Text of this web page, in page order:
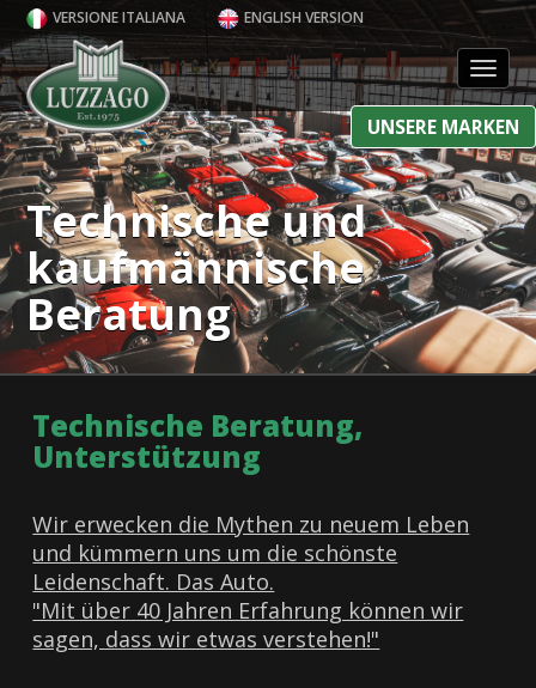
VERSIONE ITALIANA ENGLISH VERSION
UNSERE MARKEN
Technische und
kaufmännische
Beratung
Technische Beratung,
Unterstützung
Wir erwecken die Mythen zu neuem Leben
und kümmern uns um die schönste
Leidenschaft. Das Auto.
"Mit über 40 Jahren Erfahrung können wir
sagen, dass wir etwas verstehen!"